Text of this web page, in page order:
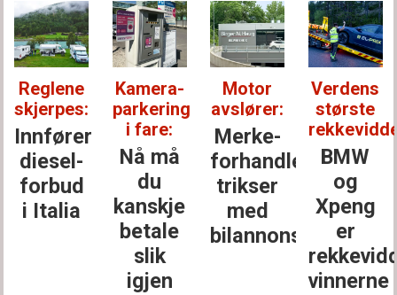
Reglene
skjerpes:
Innfører
diesel­
forbud
i Italia
Kamera-
parkering
i fare:
Nå må
du
kanskje
betale
slik
igjen
Motor
avslører:
Merke­
forhandler
trikser
med
bilannonser
Verdens
største
BMW
og
Xpeng
er
vinnerne